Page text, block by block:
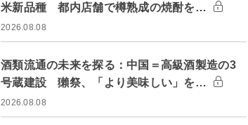
米新品種 都内店舗で樽熟成の焼酎を…
2026.08.08
酒類流通の未来を探る：中国＝高級酒製造の3
号蔵建設 獺祭、「より美味しい」を…
2026.08.08